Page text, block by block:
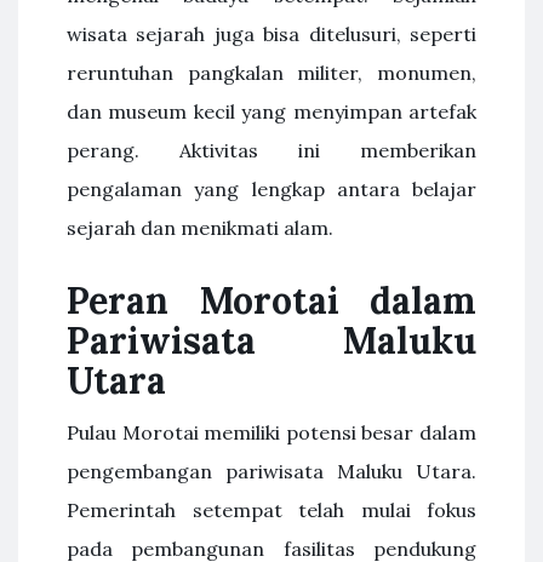
wisata sejarah juga bisa ditelusuri, seperti
reruntuhan pangkalan militer, monumen,
dan museum kecil yang menyimpan artefak
perang. Aktivitas ini memberikan
pengalaman yang lengkap antara belajar
sejarah dan menikmati alam.
Peran Morotai dalam
Pariwisata Maluku
Utara
Pulau Morotai memiliki potensi besar dalam
pengembangan pariwisata Maluku Utara.
Pemerintah setempat telah mulai fokus
pada pembangunan fasilitas pendukung